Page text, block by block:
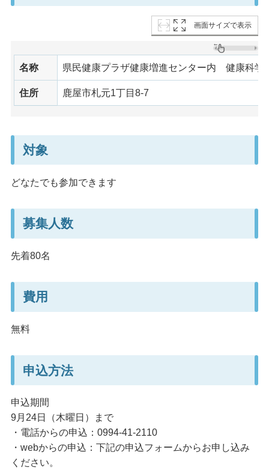
画面サイズで表示
名称 県民健康プラザ健康増進センター内 健康科学
住所 鹿屋市札元1丁目8-7
対象
どなたでも参加できます
募集人数
先着80名
費用
無料
申込方法
申込期間
9月24日（木曜日）まで
・電話からの申込：0994-41-2110
・webからの申込：下記の申込フォームからお申し込み
ください。